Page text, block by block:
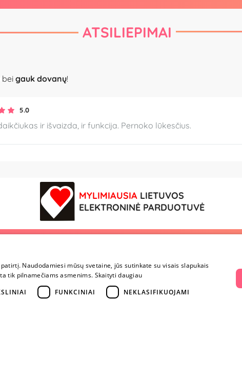
ATSILIEPIMAI
bei gauk dovanų!
5.0
ir išvaizda, ir funkcija. Pernoko lūkesčius.
MYLIMIAUSIA LIETUVOS
ELEKTRONINĖ PARDUOTUVĖ
Mokėjimai ir pristatymas
Prekių grąžinimas
Konfidencialumas
Pirkimo taisyklės
Naudodamiesi mūsų svetaine, jūs sutinkate su visais slapukais
tik pilnamečiams asmenims. Skaityti daugiau
FUNKCINIAI NEKLASIFIKUOJAMI